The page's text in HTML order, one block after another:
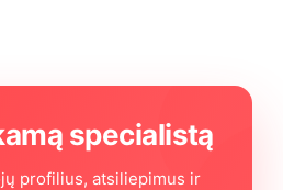
specialistą
profilius, atsiliepimus ir